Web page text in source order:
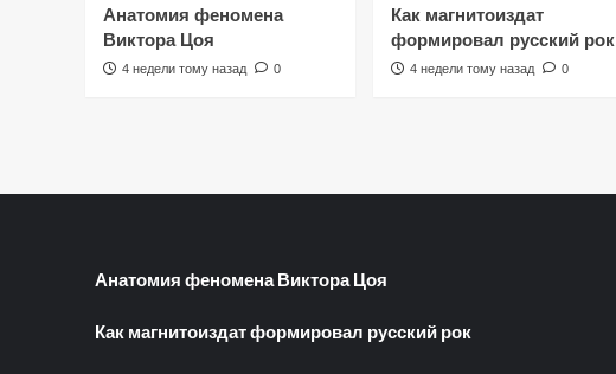
Анатомия феномена
Виктора Цоя
4 недели тому назад 0
Как магнитоиздат
формировал русский рок
4 недели тому назад 0
Анатомия феномена Виктора Цоя
Как магнитоиздат формировал русский рок